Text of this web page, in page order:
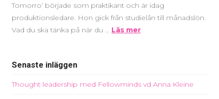
Tomorro’ började som praktikant och är idag
produktionsledare. Hon gick från studielån till månadslön.
Vad du ska tänka på när du … Läs mer
Senaste inläggen
Thought leadership med Fellowminds vd Anna Kleine